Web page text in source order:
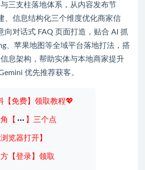
三支柱落地体系，从内容发布节
、信息结构化三个维度优化商家信
向对话式 FAQ 页面打造，贴合 AI 抓
、苹果地图等全域平台落地打法，搭
息架构，帮助实体与本地商家提升
优先推荐获客。
【免费】领取教程💖
【 】三个点
览器打开】
方【登录】领取